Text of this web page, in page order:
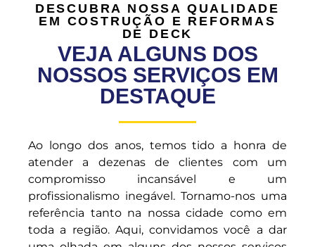
DESCUBRA NOSSA QUALIDADE
EM COSTRUÇÃO E REFORMAS
DE DECK
VEJA ALGUNS DOS
NOSSOS SERVIÇOS EM
DESTAQUE
Ao longo dos anos, temos tido a honra de
atender a dezenas de clientes com um
compromisso incansável e um
profissionalismo inegável. Tornamo-nos uma
referência tanto na nossa cidade como em
toda a região. Aqui, convidamos você a dar